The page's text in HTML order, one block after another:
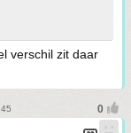
verschil zit daar